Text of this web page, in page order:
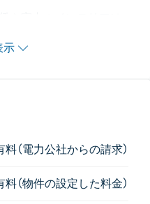
39
示
料（電力公社からの請求）
料（物件の設定した料金）